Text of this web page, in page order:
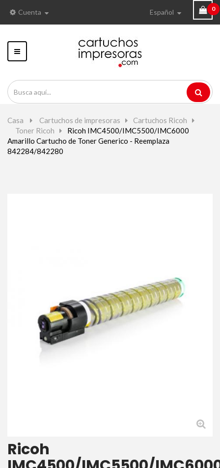
0
Español
Cuenta
Navegación
Toggle
Casa > Cartuchos de impresoras >
Cartuchos Ricoh
Toner Ricoh >
Ricoh IMC4500/IMC5500/IMC6000
Amarillo Cartucho de Toner Generico - Reemplaza
842284/842280
Ricoh